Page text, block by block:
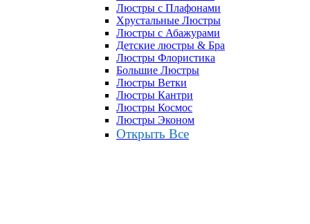
Люстры с Плафонами
Хрустальные Люстры
Люстры с Абажурами
Детские люстры & Бра
Люстры Флористика
Большие Люстры
Люстры Ветки
Люстры Кантри
Люстры Космос
Люстры Эконом
Открыть Все